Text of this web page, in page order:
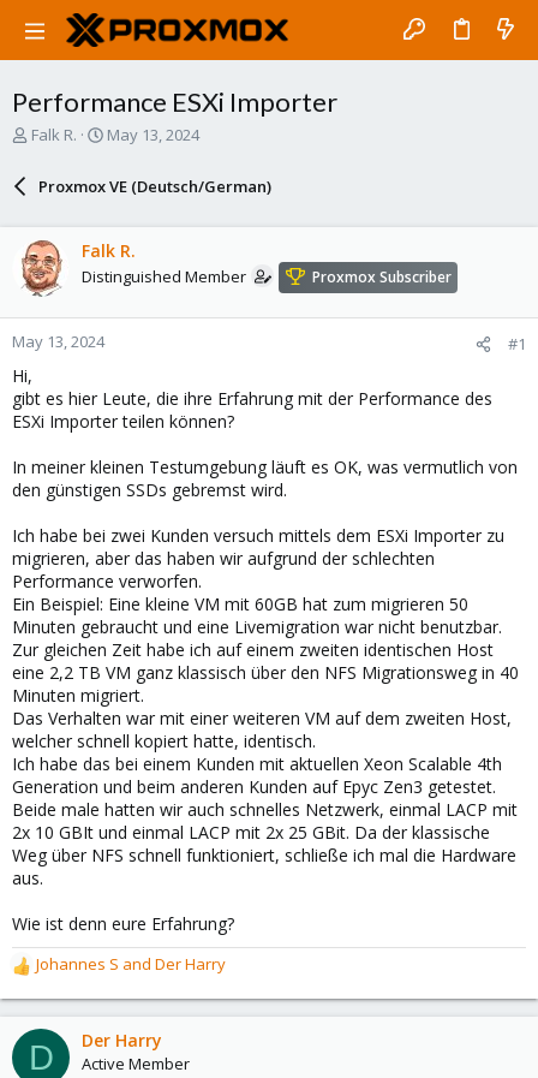
Performance ESXi Importer
T
d
s
t
t
r
Falk R.
S
a
d
a
t
May 13, 2024
Proxmox VE (Deutsch/German)
Falk R.
Distinguished Member Proxmox Subscriber
May 13, 2024 #1
Hi,
gibt es hier Leute, die ihre Erfahrung mit der Performance des
ESXi Importer teilen können?
In meiner kleinen Testumgebung läuft es OK, was vermutlich von
den günstigen SSDs gebremst wird.
Ich habe bei zwei Kunden versuch mittels dem ESXi Importer zu
migrieren, aber das haben wir aufgrund der schlechten
Performance verworfen.
Ein Beispiel: Eine kleine VM mit 60GB hat zum migrieren 50
Minuten gebraucht und eine Livemigration war nicht benutzbar.
Zur gleichen Zeit habe ich auf einem zweiten identischen Host
eine 2,2 TB VM ganz klassisch über den NFS Migrationsweg in 40
Minuten migriert.
Das Verhalten war mit einer weiteren VM auf dem zweiten Host,
welcher schnell kopiert hatte, identisch.
Ich habe das bei einem Kunden mit aktuellen Xeon Scalable 4th
Generation und beim anderen Kunden auf Epyc Zen3 getestet.
Beide male hatten wir auch schnelles Netzwerk, einmal LACP mit
2x 10 GBIt und einmal LACP mit 2x 25 GBit. Da der klassische
Weg über NFS schnell funktioniert, schließe ich mal die Hardware
aus.
Wie ist denn eure Erfahrung?
R
e
a
c
t
Johannes S and Der Harry
D Der Harry
Active Member